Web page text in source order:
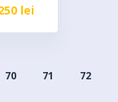
lei
70 71 72